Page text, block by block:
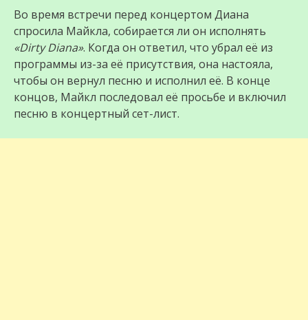
Во время встречи перед концертом Диана
спросила Майкла, собирается ли он исполнять
«Dirty Diana». Когда он ответил, что убрал её из
программы из-за её присутствия, она настояла,
чтобы он вернул песню и исполнил её. В конце
концов, Майкл последовал её просьбе и включил
песню в концертный сет-лист.